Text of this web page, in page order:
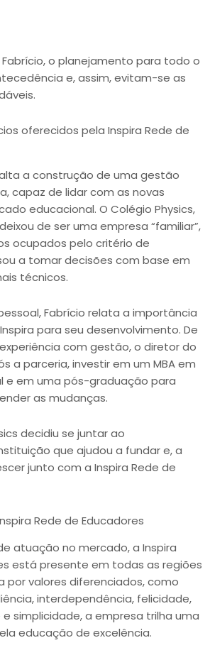
o planejamento para todo o
e, assim, evitam-se as
oferecidos pela Inspira Rede de
a construção de uma gestão
capaz de lidar com as novas
educacional. O Colégio Physics,
de ser uma empresa “familiar”,
ocupados pelo critério de
a tomar decisões com base em
técnicos.
Fabrício relata a importância
para seu desenvolvimento. De
com gestão, o diretor do
a parceria, investir em um MBA em
e em uma pós-graduação para
as mudanças.
decidiu se juntar ao
que ajudou a fundar e, a
junto com a Inspira Rede de
Rede de Educadores
atuação no mercado, a Inspira
está presente em todas as regiões
por valores diferenciados, como
interdependência, felicidade,
simplicidade, a empresa trilha uma
educação de excelência.